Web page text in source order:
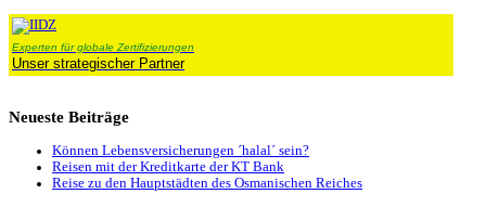
Experten für globale Zertifizierungen
Unser strategischer Partner
Neueste Beiträge
Können Lebensversicherungen ´halal´ sein?
Reisen mit der Kreditkarte der KT Bank
Reise zu den Hauptstädten des Osmanischen Reiches